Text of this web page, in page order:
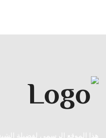
هذا الموقع الرسمي لفضيلة